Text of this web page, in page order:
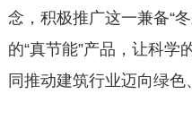
念，积极推广这一兼备“
的“真节能”产品，让科学
同推动建筑行业迈向绿色